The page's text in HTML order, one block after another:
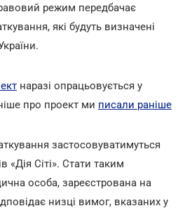
режим передбачає
які будуть визначені
наразі опрацьовується у
про проект ми писали раніше
застосовуватимуться
«Дія Сіті». Стати таким
особа, зареєстрована на
низці вимог, вказаних у